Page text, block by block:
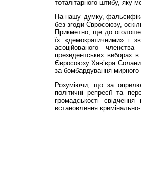
тоталітарного штибу, яку
На нашу думку,
без згоди Євросоюзу,
Прикметно, ще до
їх «демократичними» і
асоційованого
президентських виборах
Євросоюзу Хав’єра
за бомбардування
Розуміючи, що за
політичні репресії та
громадськості
встановлення кримінально-